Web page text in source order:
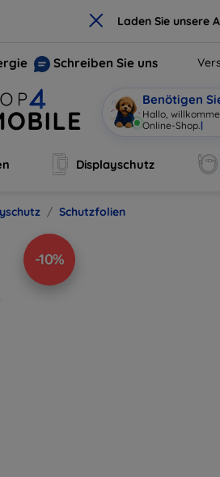
× Laden Sie unsere
Schreiben Sie uns
Benötigen
Hallo,
Online-Sho|
Displayschutz
Schutzfolien
-10%